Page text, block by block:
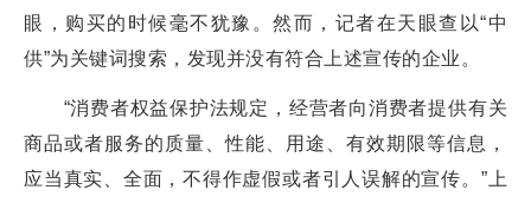
眼，购买的时候毫不犹豫。然而，记者在天眼查以“中
供”为关键词搜索，发现并没有符合上述宣传的企业。
“消费者权益保护法规定，经营者向消费者提供有关
商品或者服务的质量、性能、用途、有效期限等信息，
应当真实、全面，不得作虚假或者引人误解的宣传。”上